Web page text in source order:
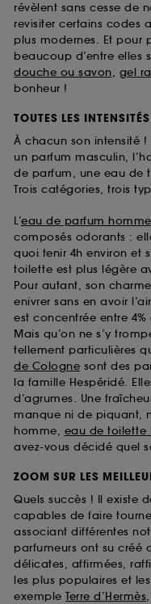
révèlent sans cesse de
revisiter certains codes
plus modernes. Et pour
beaucoup d’entre elles
douche ou savon, gel
bonheur !
TOUTES LES
À chacun son intensité
un parfum masculin,
de parfum, une eau de
Trois catégories, trois
L’eau de parfum homme
composés odorants :
quoi tenir 4h environ et
toilette est plus légère
Pour autant, son
enivrer sans en avoir
est concentrée entre 4%
Mais qu’on ne s’y
tellement particulières
de Cologne sont des
la famille Hespéridé.
d’agrumes. Une
manque ni de piquant,
homme, eau de toilette
avez-vous décidé quel
ZOOM SUR LES
Quels succès ! Il existe
capables de faire
associant différentes
parfumeurs ont su créé
délicates, affirmées,
les plus populaires et
exemple Terre d’Hermès,